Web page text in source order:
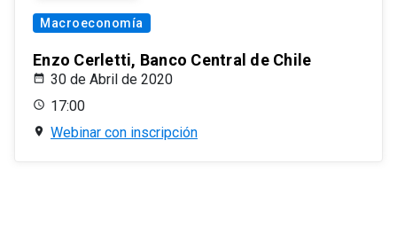
Macroeconomía
Enzo Cerletti, Banco Central de Chile
30 de Abril de 2020
17:00
Webinar con inscripción